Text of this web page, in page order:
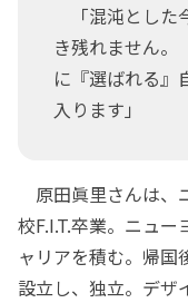
「混沌とした
き残れません。
に『選ばれる』
入ります」
原田眞里さんは、
校F.I.T.卒業。ニュ
ャリアを積む。帰国
設立し、独立。デザ